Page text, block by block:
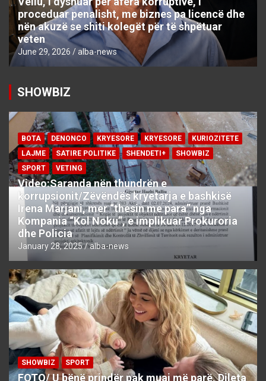
proceduar penalisht, me biznes pa licencë dhe
nën akuzë se shiti kolegët për të shpëtuar
veten
June 29, 2026 alba-news
SHOWBIZ
BOTA DENONCO KRYESORE KRYESORE
KURIOZITETE
LAJME
SATIRE POLITIKE SHENDETI+
SHOWBIZ
SPORT
VETING
Video:Saranda nën thundrën e
korrupsionit/Zëvëndës kryetarja e bashkisë
Irena Marjani, mer “thesin me para” nga
Kompania “Kol Noku”, e implikuar Prokuroria
dhe Policia
January 28, 2025 alba-news
SHOWBIZ SPORT
FOTO/ U bënë prindër pak muaj më parë, Dileta